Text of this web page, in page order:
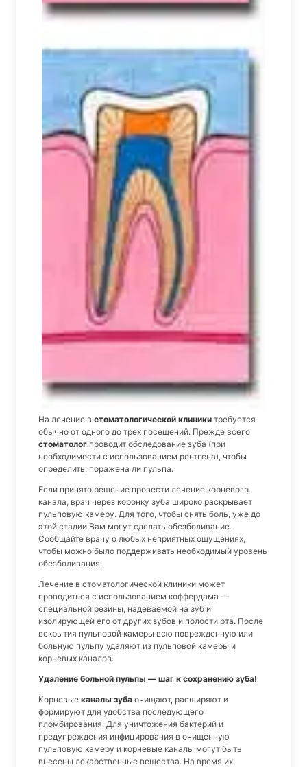
На лечение в стоматологической клиники требуется
обычно от одного до трех посещений. Прежде всего
стоматолог проводит обследование зуба (при
необходимости с использованием рентгена), чтобы
определить, поражена ли пульпа.
Если принято решение провести лечение корневого
канала, врач через коронку зуба широко раскрывает
пульповую камеру. Для того, чтобы снять боль, уже до
этой стадии Вам могут сделать обезболивание.
Сообщайте врачу о любых неприятных ощущениях,
чтобы можно было поддерживать необходимый уровень
обезболивания.
Лечение в стоматологической клиники может
проводиться с использованием коффердама —
специальной резины, надеваемой на зуб и
изолирующей его от других зубов и полости рта. После
вскрытия пульповой камеры всю поврежденную или
больную пульпу удаляют из пульповой камеры и
корневых каналов.
Удаление больной пульпы — шаг к сохранению зуба!
Корневые каналы зуба очищают, расширяют и
формируют для удобства последующего
пломбирования. Для уничтожения бактерий и
предупреждения инфицирования в очищенную
пульповую камеру и корневые каналы могут быть
внесены лекарственные вещества. На время их